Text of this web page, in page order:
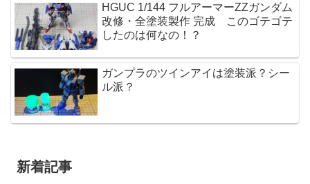
HGUC 1/144 フルアーマーZZガンダム
改修・全塗装製作 完成 このゴテゴテ
したのは何なの！？
ガンプラのツインアイは塗装派？シー
ル派？
新着記事